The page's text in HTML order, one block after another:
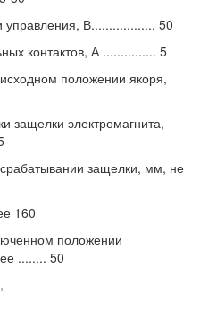
В.................. 50
контактов, А ............... 5
положении якоря,
защелки электромагнита,
срабатывании защелки, мм, не
160
положении
........ 50